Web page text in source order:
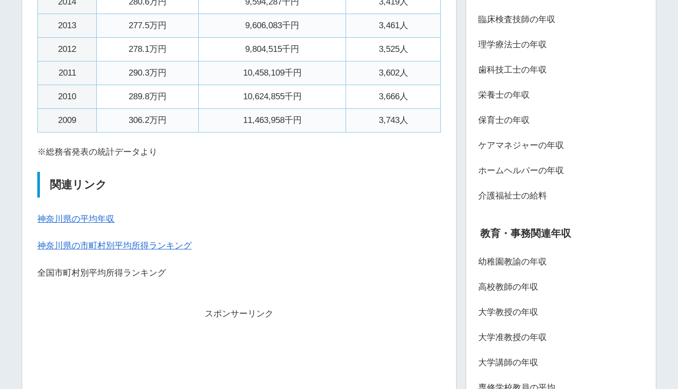
2013 277.5万円 9,606,083千円 3,461人
2012 278.1万円 9,804,515千円 3,525人
2011 290.3万円 10,458,109千円 3,602人
2010 289.8万円 10,624,855千円 3,666人
2009 306.2万円 11,463,958千円 3,743人
※総務省発表の統計データより
関連リンク
神奈川県の平均年収
神奈川県の市町村別平均所得ランキング
全国市町村別平均所得ランキング
スポンサーリンク
臨床検査技師の年収
理学療法士の年収
歯科技工士の年収
栄養士の年収
保育士の年収
ケアマネジャーの年収
ホームヘルパーの年収
介護福祉士の給料
教育・事務関連年収
幼稚園教諭の年収
高校教師の年収
大学教授の年収
大学准教授の年収
大学講師の年収